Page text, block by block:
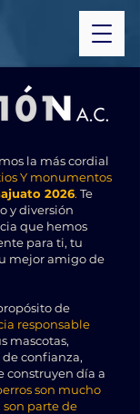
la más cordial
Y monumentos
2026. Te
y diversión
que hemos
para ti, tu
mejor amigo de
de
responsable
mascotas,
confianza,
construyen día a
son mucho
son parte de